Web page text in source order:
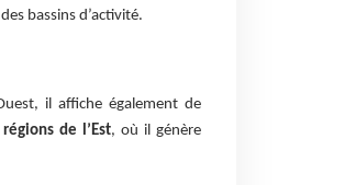
bassins d’activité.
il affiche également de
de l’Est, où il génère